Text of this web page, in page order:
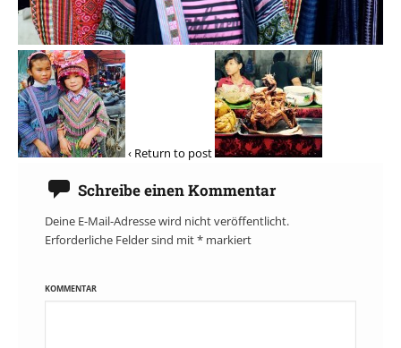
‹ Return to post
Schreibe einen Kommentar
Deine E-Mail-Adresse wird nicht veröffentlicht.
Erforderliche Felder sind mit* markiert
KOMMENTAR